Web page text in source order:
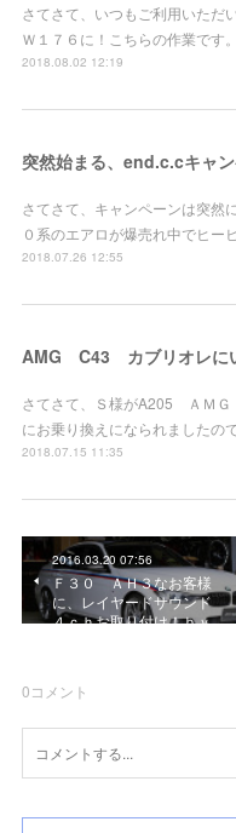
さてさて、いつもご利用いただ
Ｗ１７６に！こちらの作業です。
2018.08.02 12:19
突然始まる、end.c.cキャン
さてさて、キャンペーンは突然
０系のエアロが爆売れ中でヒー
2018.07.26 12:55
AMG C43 カブリオレに
さてさて、Ｓ様がA205 ＡＭ
にお乗り換えになられましたの
2018.07.15 11:35
2016.03.20 07:56
Ｆ３０ ＡＨ３なお客様
に、レイヤードサウンド
４ｃｈお取り付け！ｂｙ…
0コメント